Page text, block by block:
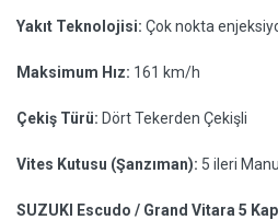
Yakıt Teknolojisi: Çok nokta
Maksimum Hız: 161 km/h
Çekiş Türü: Dört Tekerden Çekişli
Vites Kutusu (Şanzıman): 5 ileri
SUZUKI Escudo / Grand Vitara 5